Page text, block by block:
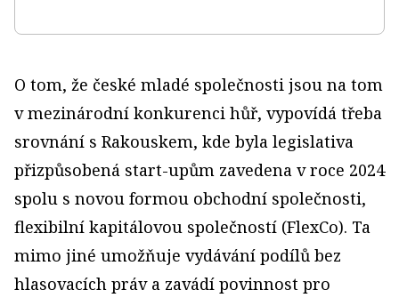
O tom, že české mladé společnosti jsou na tom
v mezinárodní konkurenci hůř, vypovídá třeba
srovnání s Rakouskem, kde byla legislativa
přizpůsobená start-upům zavedena v roce 2024
spolu s novou formou obchodní společnosti,
flexibilní kapitálovou společností (FlexCo). Ta
mimo jiné umožňuje vydávání podílů bez
hlasovacích práv a zavádí povinnost pro